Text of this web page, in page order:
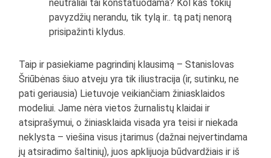
neutraliai tai konstatuodama? Kol kas tokių
pavyzdžių nerandu, tik tylą ir.. tą patį nenorą
prisipažinti klydus.
Taip ir pasiekiame pagrindinį klausimą – Stanislovas
Šriūbėnas šiuo atveju yra tik iliustracija (ir, sutinku, ne
pati geriausia) Lietuvoje veikiančiam žiniasklaidos
modeliui. Jame nėra vietos žurnalistų klaidai ir
atsiprašymui, o žiniasklaida visada yra teisi ir niekada
neklysta – viešina visus įtarimus (dažnai neįvertindama
jų atsiradimo šaltinių), juos apklijuoja būdvardžiais ir iš